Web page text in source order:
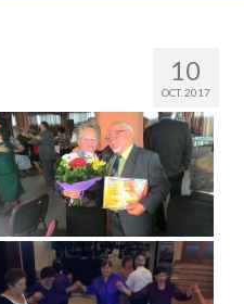
10
OCT. 2017